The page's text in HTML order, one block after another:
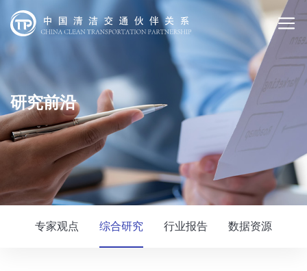
研究前沿
专家观点 综合研究 行业报告 数据资源